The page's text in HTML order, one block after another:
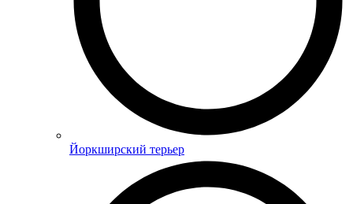
Йоркширский терьер